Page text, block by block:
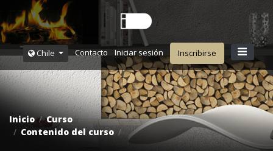
Chile Contacto Iniciar sesión Inscribirse
Inicio
Curso
Contenido del curso